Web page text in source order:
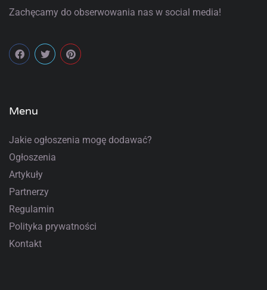
Zachęcamy do obserwowania nas w social media!
Menu
Jakie ogłoszenia mogę dodawać?
Ogłoszenia
Artykuły
Partnerzy
Regulamin
Polityka prywatności
Kontakt